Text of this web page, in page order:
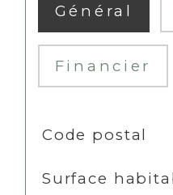
Général
Financier
Code postal
Surface